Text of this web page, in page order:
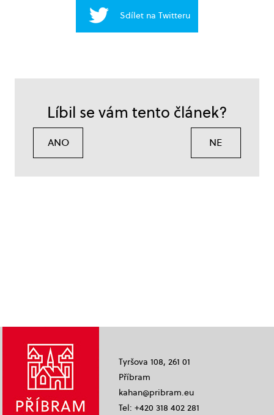
Sdílet na Twitteru
Líbil se vám tento článek?
ANO NE
Tyršova 108, 261 01
Příbram
kahan@pribram.eu
Tel: +420 318 402 281